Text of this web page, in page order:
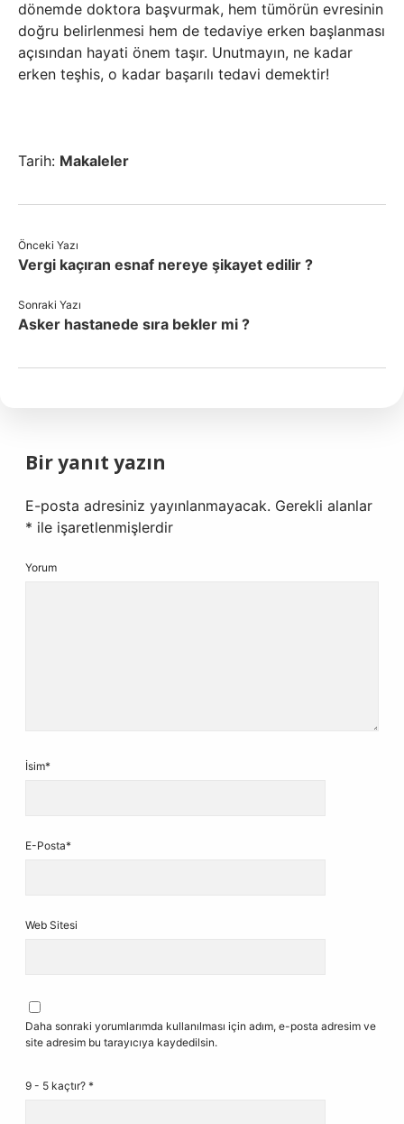
dönemde doktora başvurmak, hem tümörün evresinin
doğru belirlenmesi hem de tedaviye erken başlanması
açısından hayati önem taşır. Unutmayın, ne kadar
erken teşhis, o kadar başarılı tedavi demektir!
Tarih: Makaleler
Önceki Yazı
Vergi kaçıran esnaf nereye şikayet edilir ?
Sonraki Yazı
Asker hastanede sıra bekler mi ?
Bir yanıt yazın
E-posta adresiniz yayınlanmayacak. Gerekli alanlar
* ile işaretlenmişlerdir
Yorum
İsim*
E-Posta*
Web Sitesi
Daha sonraki yorumlarımda kullanılması için adım, e-posta adresim ve
site adresim bu tarayıcıya kaydedilsin.
9 - 5 kaçtır? *